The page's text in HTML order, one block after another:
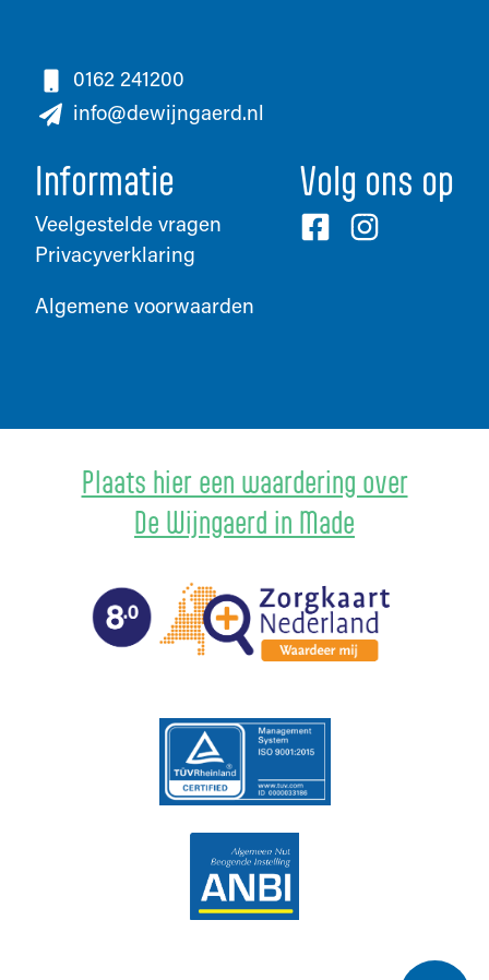
0162 241200
info@dewijngaerd.nl
Informatie
Veelgestelde vragen
Privacyverklaring
Algemene voorwaarden
Volg ons op
Plaats hier een waardering over
De Wijngaerd in Made